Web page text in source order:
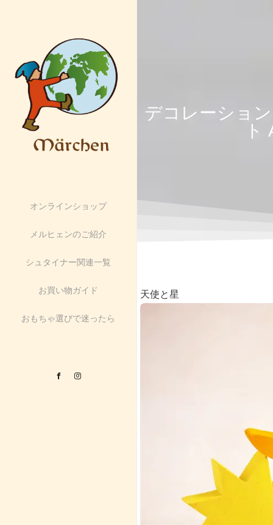
オンラインショップ
メルヒェンのご紹介
シュタイナー関連一覧
お買い物ガイド
おもちゃ選びで迷ったら
Facebook
デコレーショ
ト
天使と星